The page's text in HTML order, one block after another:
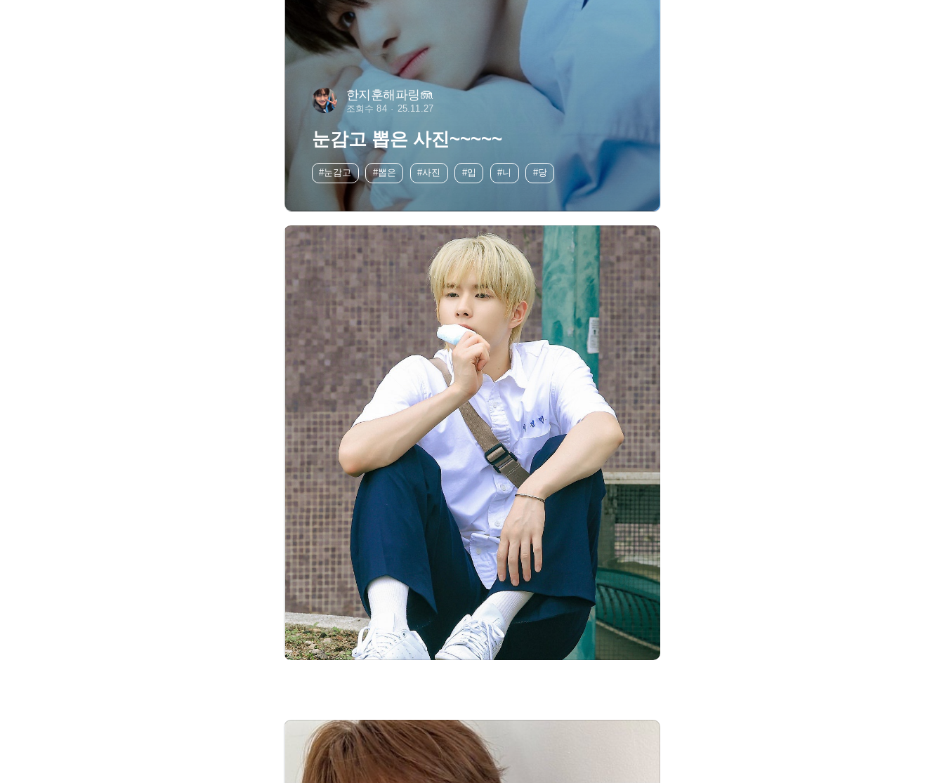
한지훈해파링🪼
조회수 84 25.11.27
눈감고 뽑은 사진~~~~~
#눈감고 #뽑은 #사진 #입 #니 #당